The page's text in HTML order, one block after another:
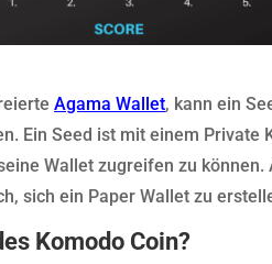
Agama Wallet, kann ein
Ein Seed ist mit einem Private
Wallet zugreifen zu
sich ein Paper Wallet zu
Komodo Coin?